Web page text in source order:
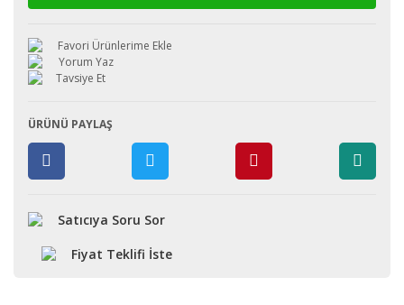
Yorum Yaz
Tavsiye Et
ÜRÜNÜ PAYLAŞ
Satıcıya Soru Sor
Fiyat Teklifi İste